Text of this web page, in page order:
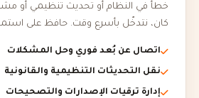
خطأ في النظام أو تحديث تنظيمي أو
كان، نتدخّل بأسرع وقت. حافظ على
اتصال عن بُعد فوري وحل المشكلات
نقل التحديثات التنظيمية والقانونية
إدارة ترقيات الإصدارات والتصحيحات